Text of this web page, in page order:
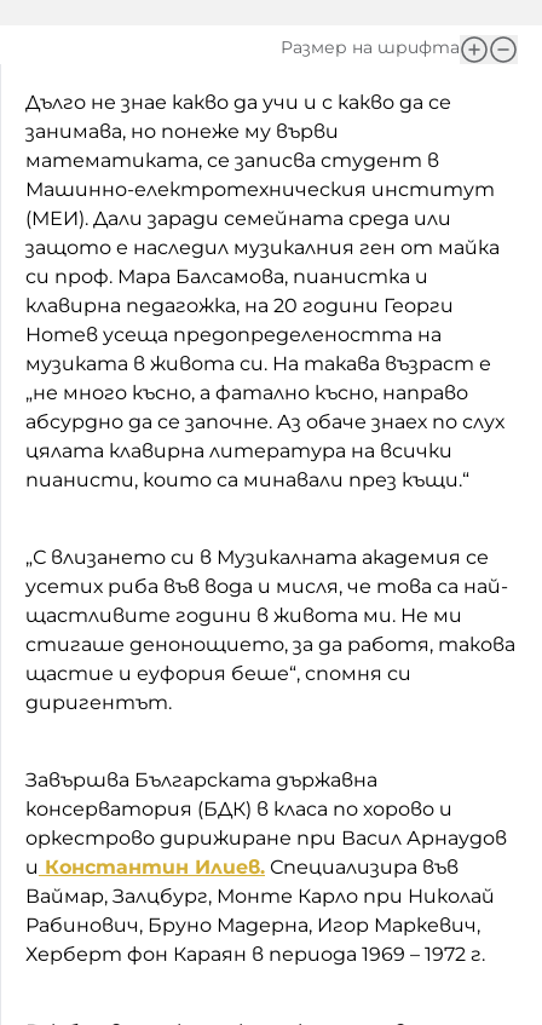
Размер на шрифта
Дълго не знае какво да учи и с какво да се
занимава, но понеже му върви
математиката, се записва студент в
Машинно-електротехническия институт
(МЕИ). Дали заради семейната среда или
защото е наследил музикалния ген от майка
си проф. Мара Балсамова, пианистка и
клавирна педагожка, на 20 години Георги
Нотев усеща предопределеността на
музиката в живота си. На такава възраст е
„не много късно, а фатално късно, направо
абсурдно да се започне. Аз обаче знаех по слух
цялата клавирна литература на всички
пианисти, които са минавали през къщи.“
„С влизането си в Музикалната академия се
усетих риба във вода и мисля, че това са най-
щастливите години в живота ми. Не ми
стигаше денонощието, за да работя, такова
щастие и еуфория беше“, спомня си
диригентът.
Завършва Българската държавна
консерватория (БДК) в класа по хорово и
оркестрово дирижиране при Васил Арнаудов
и Константин Илиев. Специализира във
Ваймар, Залцбург, Монте Карло при Николай
Рабинович, Бруно Мадерна, Игор Маркевич,
Херберт фон Караян в периода 1969 – 1972 г.